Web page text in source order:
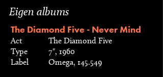
Eigen albums
The Diamond Five - Never Mind
Act
The Diamond Five
Type
7", 1960
Label
Omega, 145.549